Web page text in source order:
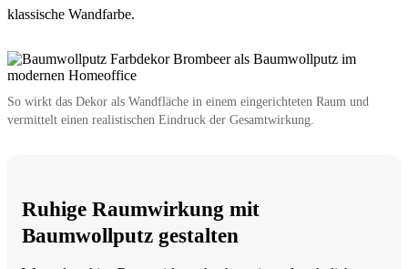
klassische Wandfarbe.
So wirkt das Dekor als Wandfläche in einem eingerichteten Raum und
vermittelt einen realistischen Eindruck der Gesamtwirkung.
Ruhige Raumwirkung mit
Baumwollputz gestalten